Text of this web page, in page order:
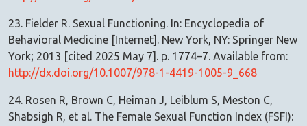
23. Fielder R. Sexual Functioning. In: Encyclopedia of
Behavioral Medicine [Internet]. New York, NY: Springer New
York; 2013 [cited 2025 May 7]. p. 1774–7. Available from:
http://dx.doi.org/10.1007/978-1-4419-1005-9_668
24. Rosen R, Brown C, Heiman J, Leiblum S, Meston C,
Shabsigh R, et al. The Female Sexual Function Index (FSFI):